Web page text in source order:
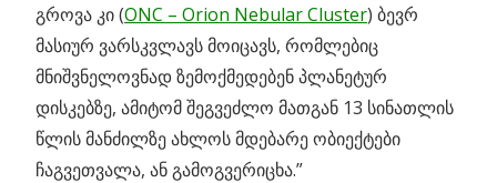
გროვა კი (ONC – Orion Nebular Cluster) ბევრ
მასიურ ვარსკვლავს მოიცავს, რომლებიც
მნიშვნელოვნად ზემოქმედებენ პლანეტურ
დისკებზე, ამიტომ შეგვეძლო მათგან 13 სინათლის
წლის მანძილზე ახლოს მდებარე ობიექტები
ჩაგვეთვალა, ან გამოგვერიცხა.”